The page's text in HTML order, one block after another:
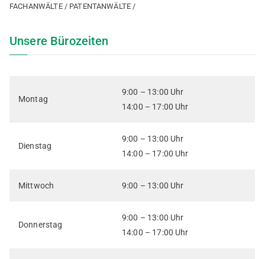
FACHANWÄLTE / PATENTANWÄLTE /
Unsere Bürozeiten
Montag
9:00 – 13:00 Uhr
14:00 – 17:00 Uhr
Dienstag
9:00 – 13:00 Uhr
14:00 – 17:00 Uhr
Mittwoch 9:00 – 13:00 Uhr
Donnerstag
9:00 – 13:00 Uhr
14:00 – 17:00 Uhr